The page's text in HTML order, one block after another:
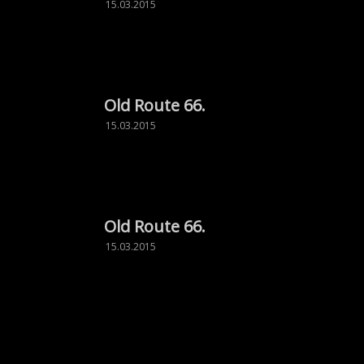
15.03.2015
Old Route 66.
15.03.2015
Old Route 66.
15.03.2015